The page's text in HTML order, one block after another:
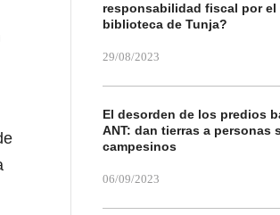
responsabilidad fiscal por el
biblioteca de Tunja?
29/08/2023
El desorden de los predios
ANT: dan tierras a personas
campesinos
06/09/2023